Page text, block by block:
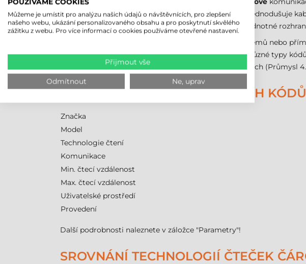
zajišťuje přenos dat i napájení současně. Toto řešení zjednodušuje
softwarová platforma Zebra Aurora, která poskytuje jednotné
Zařízení lze snadno integrovat do stávajících PLC systémů nebo
čtecího cyklu spustit více nastavení, takže lze snímat různé typy
základním požadavkem v moderních chytrých továrnách (Průmysl
ZEBRA FS10 ČTEČKA ČÁROVÝCH
Značka
Model
Technologie čtení
Komunikace
Min. čtecí vzdálenost
Max. čtecí vzdálenost
Uživatelské prostředí
Provedení
Další podrobnosti naleznete v záložce "Parametry"!
SROVNÁNÍ TECHNOLOGIÍ ČTEČEK
POUŽÍVÁME COOKIES
Můžeme je umístit pro analýzu našich údajů o návštěvnících, pro zlepšení
našeho webu, ukázání personalizovaného obsahu a pro poskytnutí skvělého
zážitku z webu. Pro více informací o cookies používáme otevřené nastavení.
Přijmout vše
Odmítnout Ne, uprav